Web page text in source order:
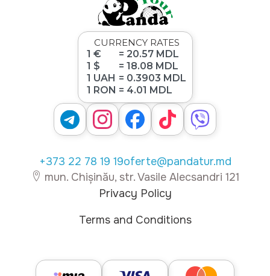
CURRENCY RATES
1 €
= 20.57 MDL
1 $
= 18.08 MDL
1 UAH = 0.3903 MDL
1 RON = 4.01 MDL
+373 22 78 19 19oferte@pandatur.md
mun. Chișinău, str. Vasile Alecsandri 121
Privacy Policy
Terms and Conditions